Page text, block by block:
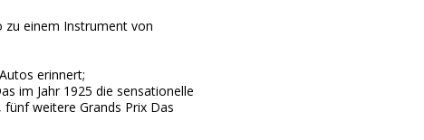
zu einem Instrument von
erinnert;
im Jahr 1925 die sensationelle
weitere Grands Prix Das